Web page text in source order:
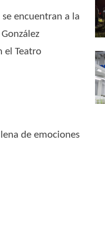
encuentran a la
el Teatro
de emociones